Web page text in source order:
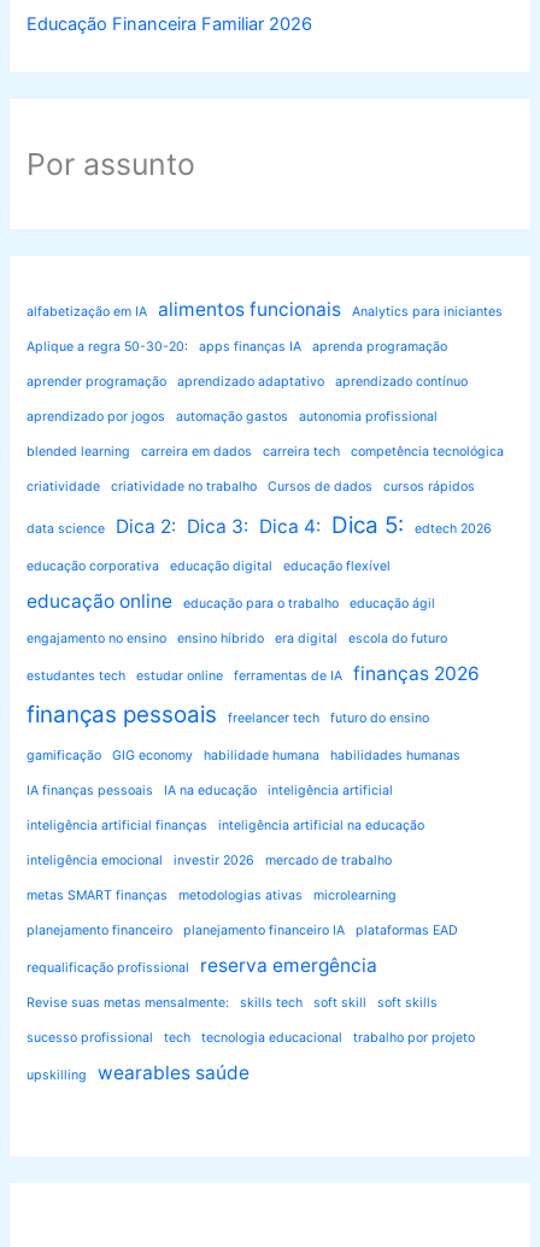
Educação Financeira Familiar 2026
Por assunto
alfabetização em IA alimentos funcionais Analytics para iniciantes
Aplique a regra 50-30-20: apps finanças IA aprenda programação
aprender programação aprendizado adaptativo aprendizado contínuo
aprendizado por jogos automação gastos autonomia profissional
blended learning carreira em dados carreira tech competência tecnológica
criatividade criatividade no trabalho Cursos de dados cursos rápidos
data science Dica 2: Dica 3: Dica 4: Dica 5: edtech 2026
educação corporativa educação digital educação flexível
educação online educação para o trabalho educação ágil
engajamento no ensino ensino híbrido era digital escola do futuro
estudantes tech estudar online ferramentas de IA finanças 2026
finanças pessoais freelancer tech futuro do ensino
gamificação GIG economy habilidade humana habilidades humanas
IA finanças pessoais IA na educação inteligência artificial
inteligência artificial finanças inteligência artificial na educação
inteligência emocional investir 2026 mercado de trabalho
metas SMART finanças metodologias ativas microlearning
planejamento financeiro planejamento financeiro IA plataformas EAD
requalificação profissional reserva emergência
Revise suas metas mensalmente: skills tech soft skill soft skills
sucesso profissional tech tecnologia educacional trabalho por projeto
upskilling wearables saúde